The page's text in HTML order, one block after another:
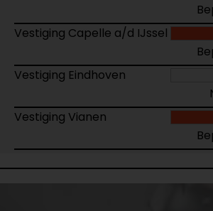
Vestiging Capelle a/d IJssel
Vestiging Eindhoven
Vestiging Vianen